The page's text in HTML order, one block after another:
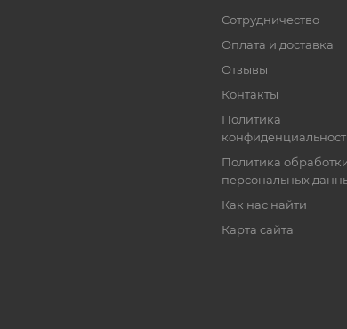
Сотрудничество
Оплата и доставка
Отзывы
Контакты
Политика
Политика
персональных
Как нас найти
Карта сайта